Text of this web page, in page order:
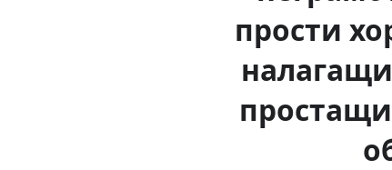
прости